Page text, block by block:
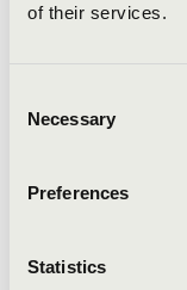
of their services.
Selection
Necessary
Preferences
Statistics
Homoki Olga
MŰSOR: